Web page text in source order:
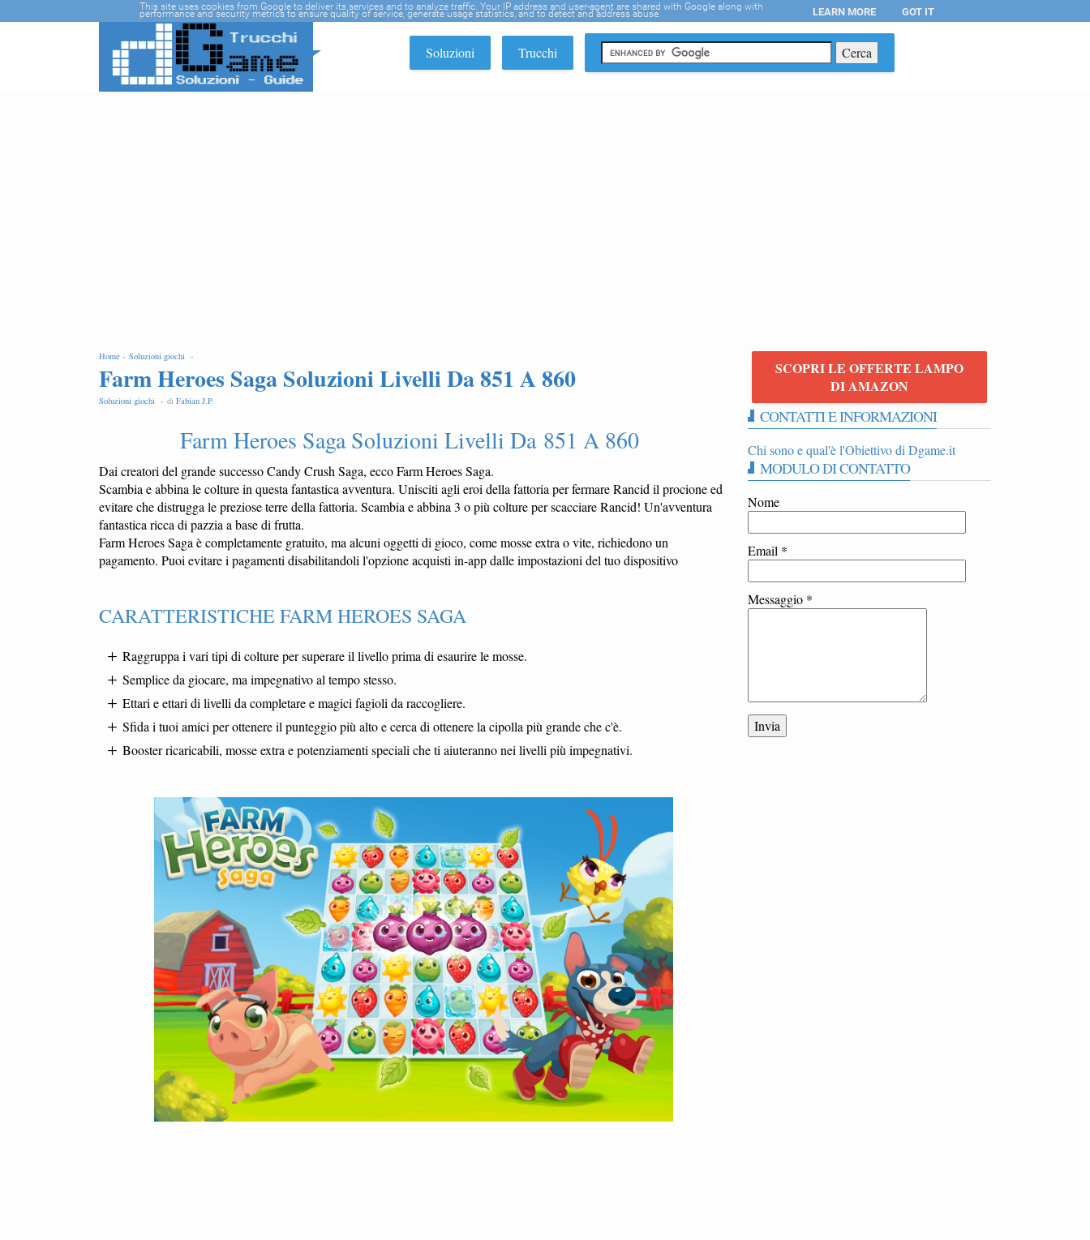
Soluzioni Trucchi
Home - Soluzioni giochi -
Farm Heroes Saga Soluzioni Livelli Da 851 A 860
Soluzioni giochi - di Fabian J.P.
Farm Heroes Saga Soluzioni Livelli Da 851 A 860
Dai creatori del grande successo Candy Crush Saga, ecco Farm Heroes Saga.
Scambia e abbina le colture in questa fantastica avventura. Unisciti agli eroi della fattoria per fermare Rancid il procione ed
evitare che distrugga le preziose terre della fattoria. Scambia e abbina 3 o più colture per scacciare Rancid! Un'avventura
fantastica ricca di pazzia a base di frutta.
Farm Heroes Saga è completamente gratuito, ma alcuni oggetti di gioco, come mosse extra o vite, richiedono un
pagamento. Puoi evitare i pagamenti disabilitandoli l'opzione acquisti in-app dalle impostazioni del tuo dispositivo
CARATTERISTICHE FARM HEROES SAGA
Raggruppa i vari tipi di colture per superare il livello prima di esaurire le mosse.
Semplice da giocare, ma impegnativo al tempo stesso.
Ettari e ettari di livelli da completare e magici fagioli da raccogliere.
Sfida i tuoi amici per ottenere il punteggio più alto e cerca di ottenere la cipolla più grande che c'è.
Booster ricaricabili, mosse extra e potenziamenti speciali che ti aiuteranno nei livelli più impegnativi.
SCOPRI LE OFFERTE LAMPO
DI AMAZON
CONTATTI E INFORMAZIONI
Chi sono e qual'è l'Obiettivo di Dgame.it
MODULO DI CONTATTO
Nome
Email *
Messaggio *
This site uses cookies from Google to deliver its services and to analyze traffic. Your IP address and user-agent are shared with Google along with
performance and security metrics to ensure quality of service, generate usage statistics, and to detect and address abuse. LEARN MORE GOT IT